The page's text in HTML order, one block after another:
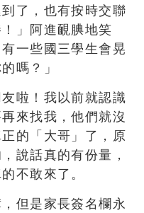
了，也有按時交聯
」阿進靦腆地笑
一些國三學生會晃
嗎？」
啦！我以前就認識
來找我，他們就沒
的「大哥」了，原
說話真的有份量，
不敢來了。
但是家長簽名欄永